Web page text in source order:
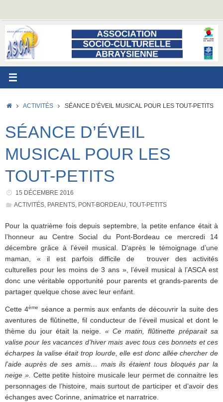
contenu
ACCUEIL
ACTIVITÉS SÉANCE D’ÉVEIL MUSICAL POUR LES TOUT-PETITS
SÉANCE D’ÉVEIL
MUSICAL POUR LES
TOUT-PETITS
15 DÉCEMBRE 2016
ACTIVITÉS, PARENTS, PONT-BORDEAU TOUT-PETITS
Pour la quatrième fois depuis septembre, la petite enfance était à
l’honneur au Centre Social du Pont-Bordeau ce mercredi 14
décembre grâce à l’éveil musical. D’après le témoignage d’une
maman, « il est parfois difficile de trouver des activités
culturelles pour les moins de 3 ans », l’éveil musical à l’ASCA est
donc une véritable opportunité pour parents et grands-parents de
partager quelque chose avec leur enfant.
Cette 4ème
séance a permis aux enfants de découvrir la suite des
aventures de flûtinette, fil conducteur de l’éveil musical et dont le
thème du jour était la neige. « Ce matin, flûtinette préparait sa
valise pour les vacances d’hiver mais avec tous ces bonnets et ces
écharpes la valise était trop lourde, elle est donc allée chercher de
l’aide auprès de ses amis… mais ils étaient tous bloqués par la
neige ». Cette petite histoire musicale leur permet de connaitre les
personnages de l’histoire, mais surtout de participer et d’avoir des
échanges avec Corinne, animatrice et narratrice.